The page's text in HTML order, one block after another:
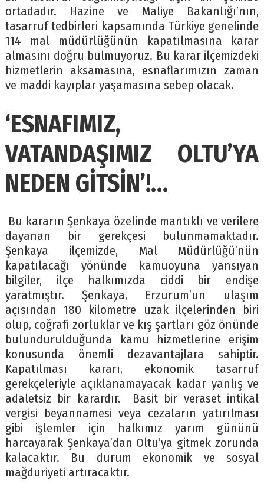
ortadadır. Hazine ve Maliye Bakanlığı’nın,
tasarruf tedbirleri kapsamında Türkiye genelinde
114 mal müdürlüğünün kapatılmasına karar
almasını doğru bulmuyoruz. Bu karar ilçemizdeki
hizmetlerin aksamasına, esnaflarımızın zaman
ve maddi kayıplar yaşamasına sebep olacak.
‘ESNAFIMIZ,
VATANDAŞIMIZ OLTU’YA
NEDEN GİTSİN’!…
Bu kararın Şenkaya özelinde mantıklı ve verilere
dayanan bir gerekçesi bulunmamaktadır.
Şenkaya ilçemizde, Mal Müdürlüğü’nün
kapatılacağı yönünde kamuoyuna yansıyan
bilgiler, ilçe halkımızda ciddi bir endişe
yaratmıştır. Şenkaya, Erzurum’un ulaşım
açısından 180 kilometre uzak ilçelerinden biri
olup, coğrafi zorluklar ve kış şartları göz önünde
bulundurulduğunda kamu hizmetlerine erişim
konusunda önemli dezavantajlara sahiptir.
Kapatılması kararı, ekonomik tasarruf
gerekçeleriyle açıklanamayacak kadar yanlış ve
adaletsiz bir karardır. Basit bir veraset intikal
vergisi beyannamesi veya cezaların yatırılması
gibi işlemler için halkımız yarım gününü
harcayarak Şenkaya’dan Oltu’ya gitmek zorunda
kalacaktır. Bu durum ekonomik ve sosyal
mağduriyeti artıracaktır.